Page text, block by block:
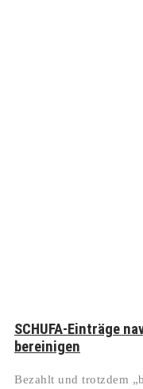
SCHUFA-Einträge
bereinigen
Bezahlt und trotzdem